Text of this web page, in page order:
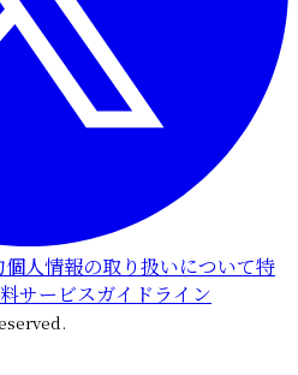
個人情報の取り扱いについて特
サービスガイドライン